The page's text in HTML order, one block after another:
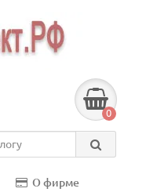
0
О фирме